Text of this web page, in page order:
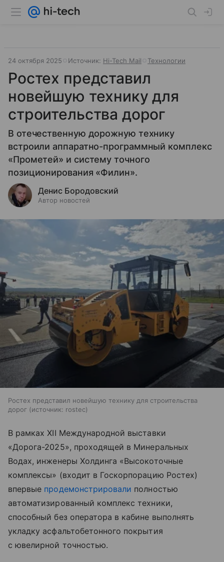
24 октября 2025 Источник: Hi-Tech Mail Технологии
Ростех представил
новейшую технику для
строительства дорог
В отечественную дорожную технику
встроили аппаратно-программный комплекс
«Прометей» и систему точного
позиционирования «Филин».
Денис Бородовский
Автор новостей
Ростех представил новейшую технику для строительства
дорог
источник: rostec
В рамках XII Международной выставки
«Дорога-2025», проходящей в Минеральных
Водах, инженеры Холдинга «Высокоточные
комплексы» (входит в Госкорпорацию Ростех)
впервые продемонстрировали полностью
автоматизированный комплекс техники,
способный без оператора в кабине выполнять
укладку асфальтобетонного покрытия
с ювелирной точностью.